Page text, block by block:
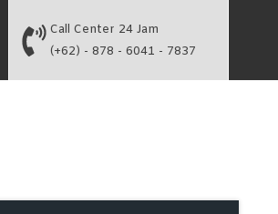
Call Center 24 Jam
(+62) - 878 - 6041 - 7837